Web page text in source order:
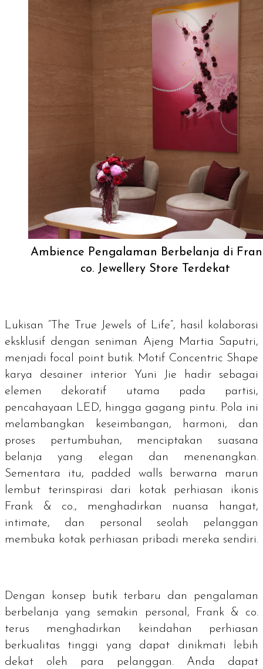
Ambience Pengalaman Berbelanja di
co. Jewellery Store Terdekat
Lukisan “The True Jewels of Life”, hasil kolaborasi
eksklusif dengan seniman Ajeng Martia Saputri,
menjadi focal point butik. Motif Concentric Shape
karya desainer interior Yuni Jie hadir sebagai
elemen dekoratif utama pada partisi,
pencahayaan LED, hingga gagang pintu. Pola ini
melambangkan keseimbangan, harmoni, dan
proses pertumbuhan, menciptakan suasana
belanja yang elegan dan menenangkan.
Sementara itu, padded walls berwarna marun
lembut terinspirasi dari kotak perhiasan ikonis
Frank & co., menghadirkan nuansa hangat,
intimate, dan personal seolah pelanggan
membuka kotak perhiasan pribadi mereka sendiri.
Dengan konsep butik terbaru dan pengalaman
berbelanja yang semakin personal, Frank & co.
terus menghadirkan keindahan perhiasan
berkualitas tinggi yang dapat dinikmati lebih
dekat oleh para pelanggan. Anda dapat